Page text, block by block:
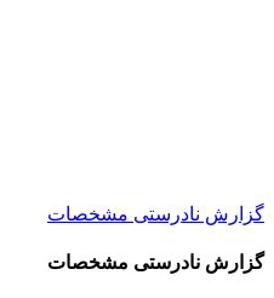
گزارش نادرستی مشخصات
گزارش نادرستی مشخصات